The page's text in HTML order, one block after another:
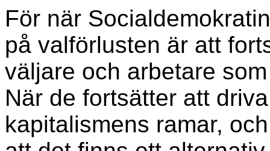
För när
på valförlusten är att
väljare och arbetare
När de fortsätter att
kapitalismens ramar,